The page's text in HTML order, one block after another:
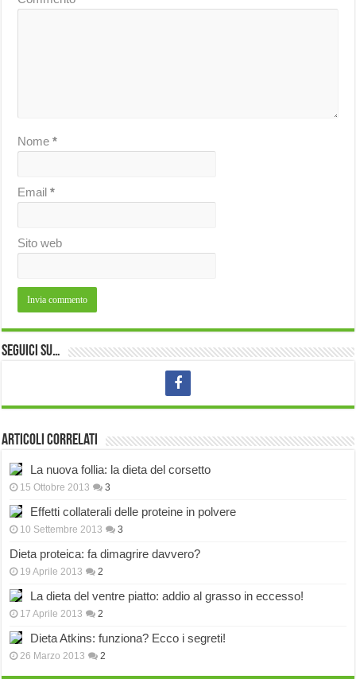
Nome*
Email*
Sito web
Seguici su…
Articoli correlati
La nuova follia: la dieta del corsetto
15 Ottobre 2013 3
Effetti collaterali delle proteine in polvere
10 Settembre 2013 3
Dieta proteica: fa dimagrire davvero?
19 Aprile 2013 2
La dieta del ventre piatto: addio al grasso in eccesso!
17 Aprile 2013 2
Dieta Atkins: funziona? Ecco i segreti!
26 Marzo 2013 2